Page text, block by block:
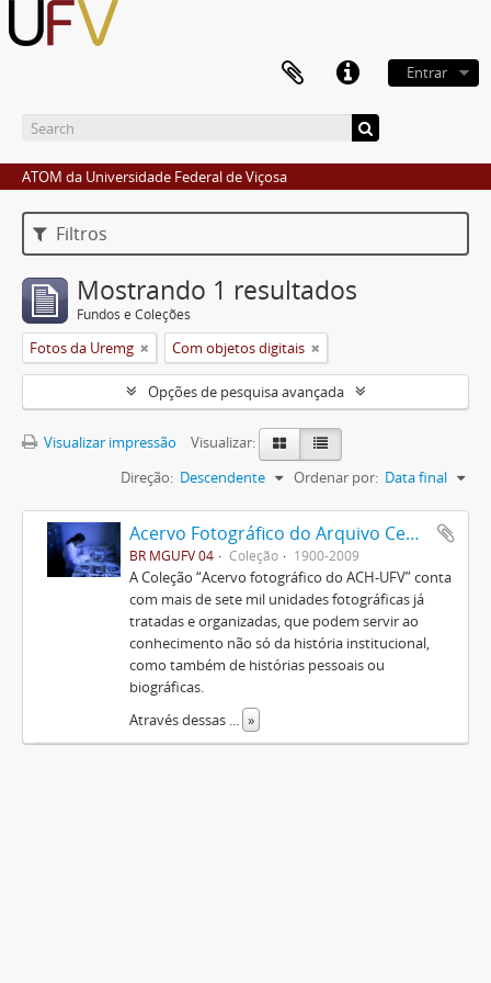
Entrar
ATOM da Universidade Federal de Viçosa
Filtros
Mostrando 1 resultados
Fundos e Coleções
Fotos da Uremg Com objetos digitais
Opções de pesquisa avançada
Visualizar impressão
Visualizar:
Ordenar por: Data final
Direção: Descendente
Acervo Fotográfico do Arquivo Central Histórico da UFV
BR MGUFV 04 Coleção 1900-2009
A Coleção “Acervo fotográfico do ACH-UFV” conta
com mais de sete mil unidades fotográficas já
tratadas e organizadas, que podem servir ao
conhecimento não só da história institucional,
como também de histórias pessoais ou
biográficas.
Através dessas
»